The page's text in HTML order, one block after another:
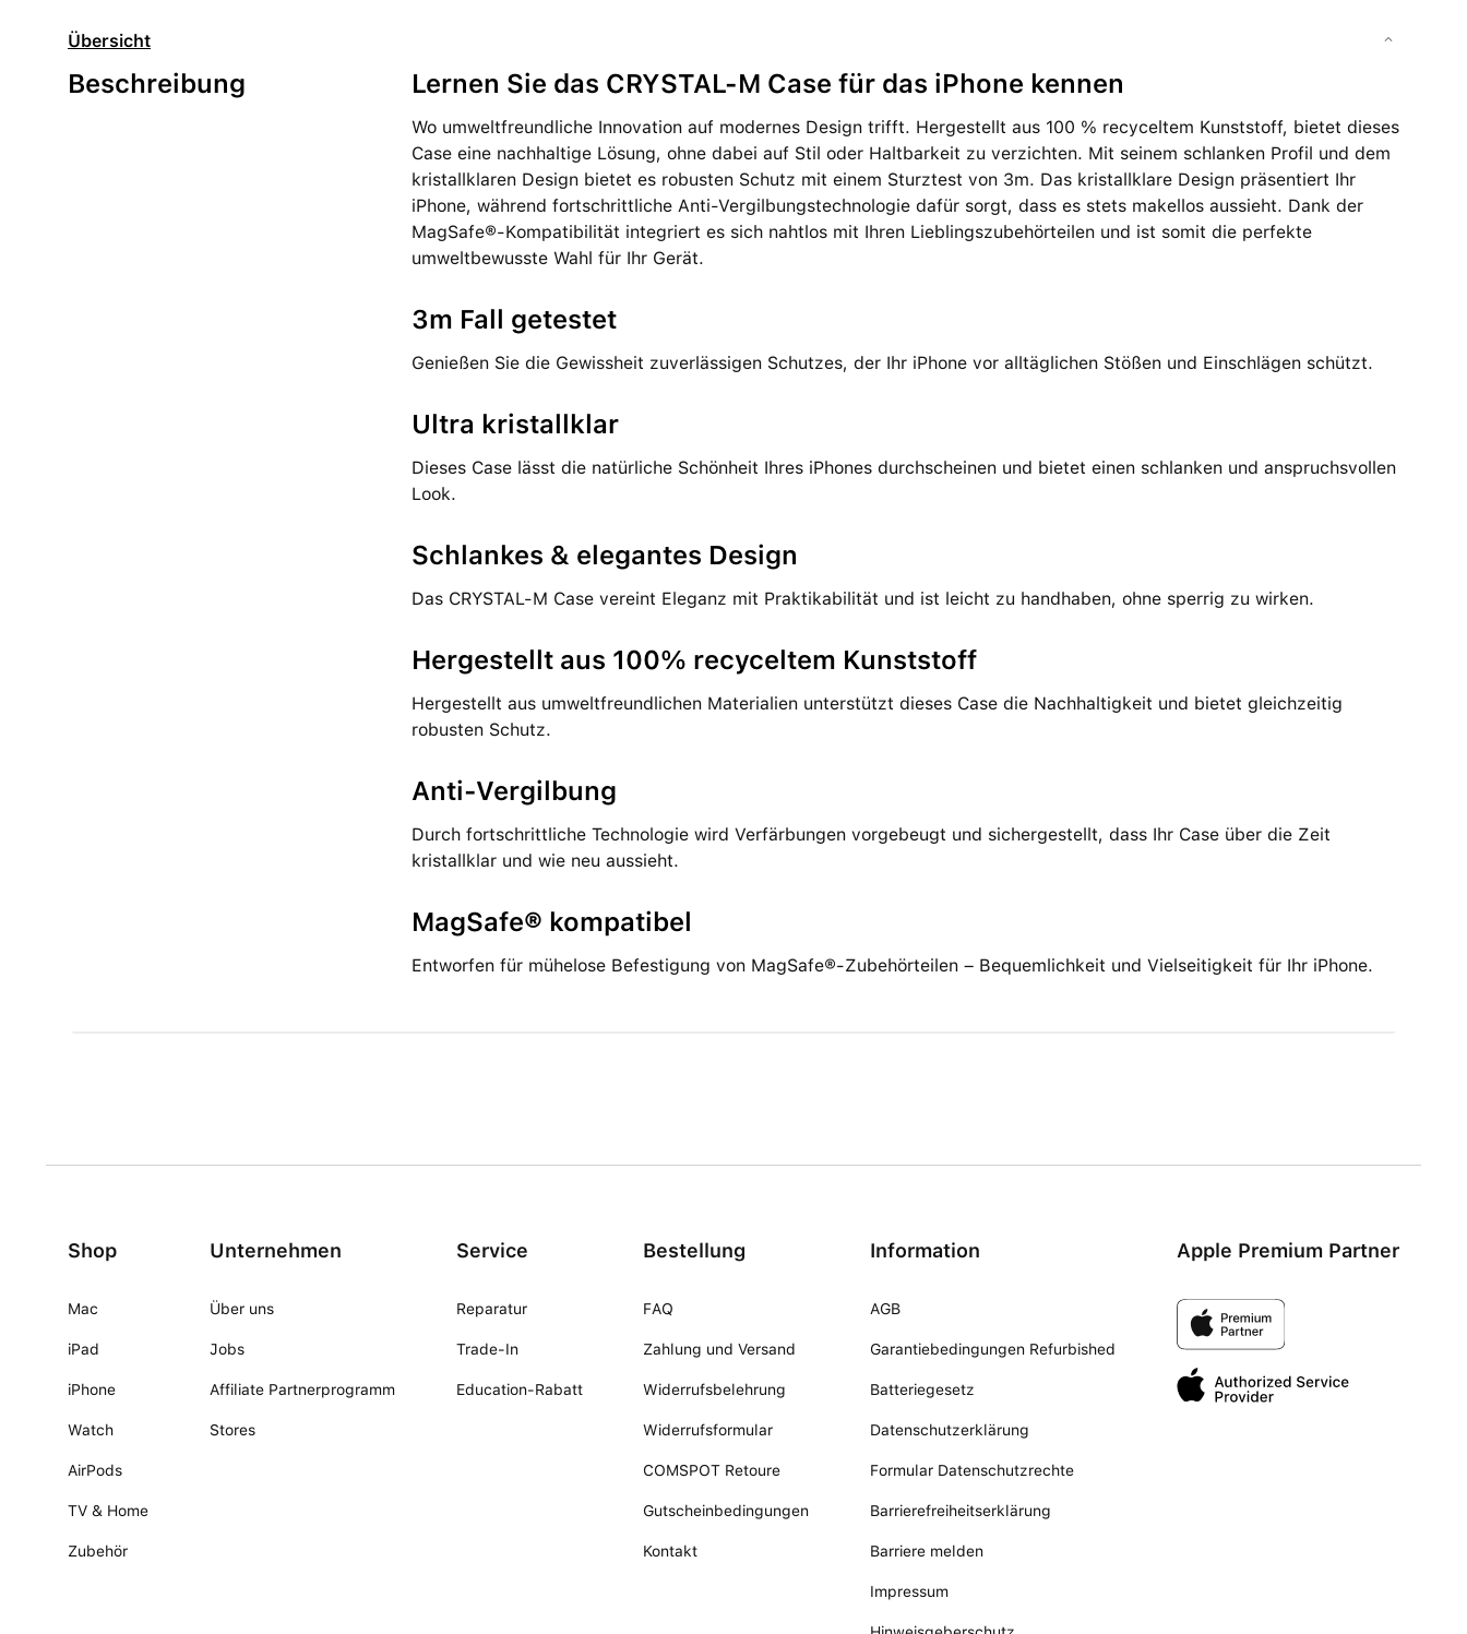
Übersicht
Beschreibung Lernen Sie das CRYSTAL-M Case für das iPhone kennen
Wo umweltfreundliche Innovation auf modernes Design trifft. Hergestellt aus 100 % recyceltem Kunststoff, bietet dieses
Case eine nachhaltige Lösung, ohne dabei auf Stil oder Haltbarkeit zu verzichten. Mit seinem schlanken Profil und dem
kristallklaren Design bietet es robusten Schutz mit einem Sturztest von 3m. Das kristallklare Design präsentiert Ihr
iPhone, während fortschrittliche Anti-Vergilbungstechnologie dafür sorgt, dass es stets makellos aussieht. Dank der
MagSafe®-Kompatibilität integriert es sich nahtlos mit Ihren Lieblingszubehörteilen und ist somit die perfekte
umweltbewusste Wahl für Ihr Gerät.
3m Fall getestet
Genießen Sie die Gewissheit zuverlässigen Schutzes, der Ihr iPhone vor alltäglichen Stößen und Einschlägen schützt.
Ultra kristallklar
Dieses Case lässt die natürliche Schönheit Ihres iPhones durchscheinen und bietet einen schlanken und anspruchsvollen
Look.
Schlankes & elegantes Design
Das CRYSTAL-M Case vereint Eleganz mit Praktikabilität und ist leicht zu handhaben, ohne sperrig zu wirken.
Hergestellt aus 100% recyceltem Kunststoff
Hergestellt aus umweltfreundlichen Materialien unterstützt dieses Case die Nachhaltigkeit und bietet gleichzeitig
robusten Schutz.
Anti-Vergilbung
Durch fortschrittliche Technologie wird Verfärbungen vorgebeugt und sichergestellt, dass Ihr Case über die Zeit
kristallklar und wie neu aussieht.
MagSafe® kompatibel
Entworfen für mühelose Befestigung von MagSafe®-Zubehörteilen – Bequemlichkeit und Vielseitigkeit für Ihr iPhone.
Shop
Mac
iPad
iPhone
Watch
AirPods
TV & Home
Zubehör
Unternehmen
Über uns
Jobs
Affiliate Partnerprogramm
Stores
Service
Reparatur
Trade-In
Education-Rabatt
Bestellung
FAQ
Zahlung und Versand
Widerrufsbelehrung
Widerrufsformular
COMSPOT Retoure
Gutscheinbedingungen
Kontakt
Information
AGB
Garantiebedingungen Refurbished
Batteriegesetz
Datenschutzerklärung
Formular Datenschutzrechte
Barrierefreiheitserklärung
Barriere melden
Impressum
Apple Premium Partner